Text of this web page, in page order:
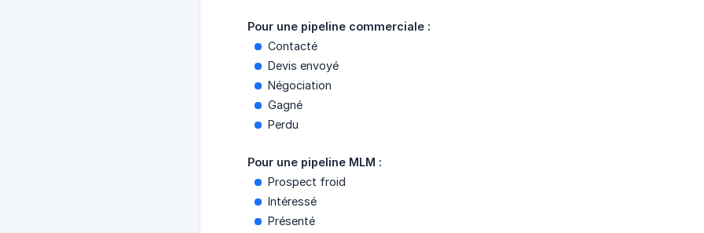
Pour une pipeline commerciale :
Contacté
Devis envoyé
Négociation
Gagné
Perdu
Pour une pipeline MLM :
Prospect froid
Intéressé
Présenté